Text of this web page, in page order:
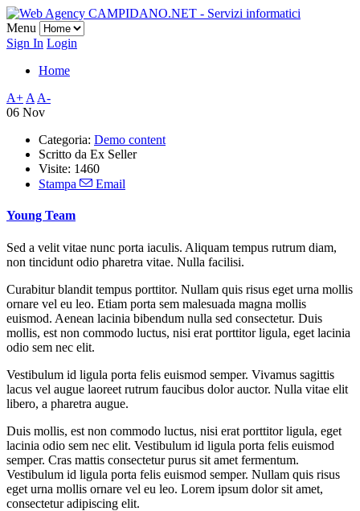
Menu
Sign In Login
Home
A+ A A-
06 Nov
Categoria: Demo content
Scritto da Ex Seller
Visite: 1460
Stampa
Email
Young Team
Sed a velit vitae nunc porta iaculis. Aliquam tempus rutrum diam,
non tincidunt odio pharetra vitae. Nulla facilisi.
Curabitur blandit tempus porttitor. Nullam quis risus eget urna mollis
ornare vel eu leo. Etiam porta sem malesuada magna mollis
euismod. Aenean lacinia bibendum nulla sed consectetur. Duis
mollis, est non commodo luctus, nisi erat porttitor ligula, eget lacinia
odio sem nec elit.
Vestibulum id ligula porta felis euismod semper. Vivamus sagittis
lacus vel augue laoreet rutrum faucibus dolor auctor. Nulla vitae elit
libero, a pharetra augue.
Duis mollis, est non commodo luctus, nisi erat porttitor ligula, eget
lacinia odio sem nec elit. Vestibulum id ligula porta felis euismod
semper. Cras mattis consectetur purus sit amet fermentum.
Vestibulum id ligula porta felis euismod semper. Nullam quis risus
eget urna mollis ornare vel eu leo. Lorem ipsum dolor sit amet,
consectetur adipiscing elit.